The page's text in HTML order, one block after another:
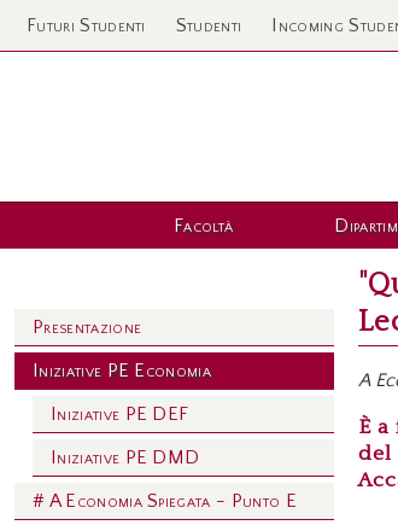
Futuri Studenti Studenti Incoming
Facoltà
A
È
del
Presentazione
Iniziative PE Economia
Iniziative PE DEF
Iniziative PE DMD
# A Economia Spiegata - Punto E